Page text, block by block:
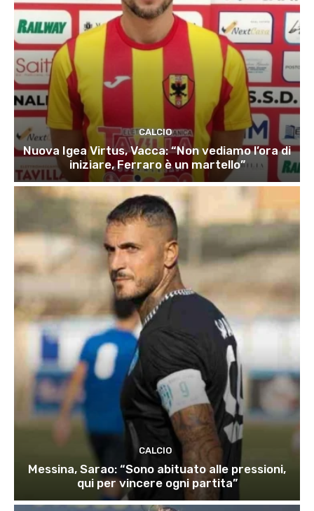
CALCIO
Nuova Igea Virtus, Vacca: “Non vediamo l’ora di
iniziare, Ferraro è un martello”
CALCIO
Messina, Sarao: “Sono abituato alle pressioni,
qui per vincere ogni partita”